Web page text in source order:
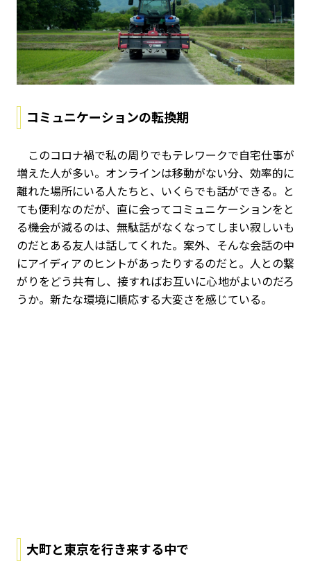
コミュニケーションの転換期
このコロナ禍で私の周りでもテレワークで自宅仕事が
増えた人が多い。オンラインは移動がない分、効率的に
離れた場所にいる人たちと、いくらでも話ができる。と
ても便利なのだが、直に会ってコミュニケーションをと
る機会が減るのは、無駄話がなくなってしまい寂しいも
のだとある友人は話してくれた。案外、そんな会話の中
にアイディアのヒントがあったりするのだと。人との繋
がりをどう共有し、接すればお互いに心地がよいのだろ
うか。新たな環境に順応する大変さを感じている。
大町と東京を行き来する中で